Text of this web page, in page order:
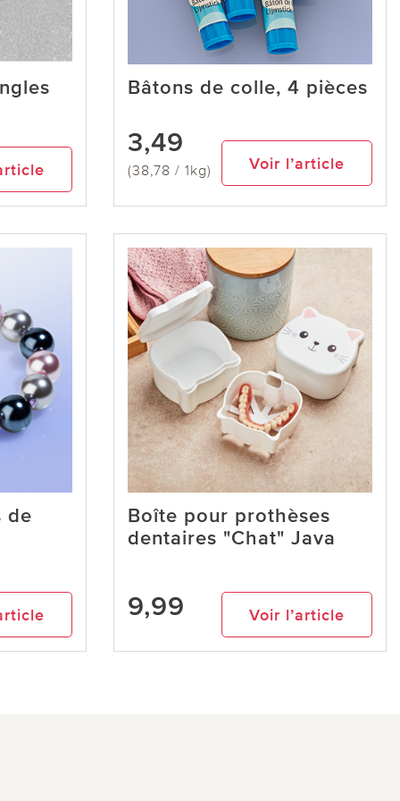
Bâtons de colle, 4 pièces
3,49
(38,78 / 1kg) Voir l’article
de
Boîte pour prothèses
dentaires "Chat" Java
9,99 Voir l’article